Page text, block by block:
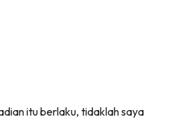
itu berlaku, tidaklah saya